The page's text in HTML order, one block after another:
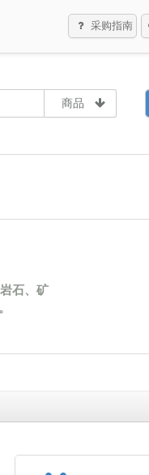
采购指南
商品
石、矿